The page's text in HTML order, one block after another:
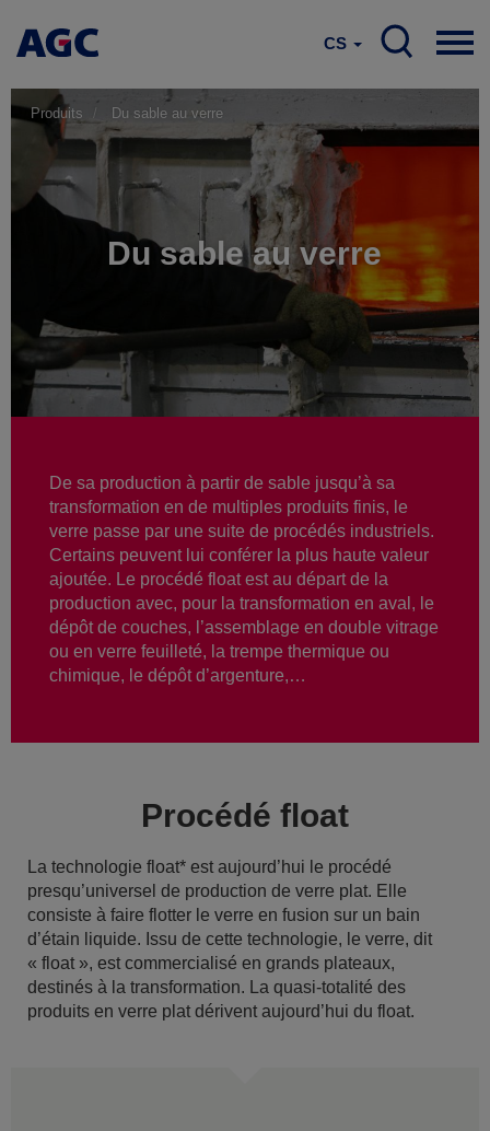
CS
Produits Du sable au verre
Du sable au verre
De sa production à partir de sable jusqu’à sa
transformation en de multiples produits finis, le
verre passe par une suite de procédés industriels.
Certains peuvent lui conférer la plus haute valeur
ajoutée. Le procédé float est au départ de la
production avec, pour la transformation en aval, le
dépôt de couches, l’assemblage en double vitrage
ou en verre feuilleté, la trempe thermique ou
chimique, le dépôt d’argenture,…
Procédé float
La technologie float* est aujourd’hui le procédé
presqu’universel de production de verre plat. Elle
consiste à faire flotter le verre en fusion sur un bain
d’étain liquide. Issu de cette technologie, le verre, dit
« float », est commercialisé en grands plateaux,
destinés à la transformation. La quasi-totalité des
produits en verre plat dérivent aujourd’hui du float.